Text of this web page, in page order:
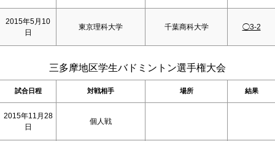
2015年5月10
日
東京理科大学 千葉商科大学 ◯3-2
三多摩地区学生バドミントン選手権大会
試合日程 対戦相手 場所 結果
2015年11月28
日
個人戦